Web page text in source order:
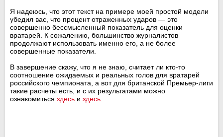
Я надеюсь, что этот текст на примере моей простой модели
убедил вас, что процент отраженных ударов — это
совершенно бессмысленный показатель для оценки
вратарей. К сожалению, большинство журналистов
продолжают использовать именно его, а не более
совершенные показатели.
В завершение скажу, что я не знаю, считает ли кто-то
соотношение ожидаемых и реальных голов для вратарей
российского чемпионата, а вот для британской Премьер-лиги
такие расчеты есть, и с их результатами можно
ознакомиться здесь и здесь